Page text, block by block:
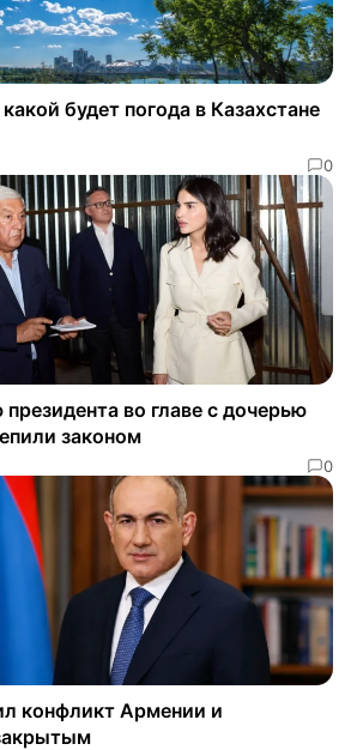
будет погода в Казахстане
0
во главе с дочерью
законом
0
конфликт Армении и